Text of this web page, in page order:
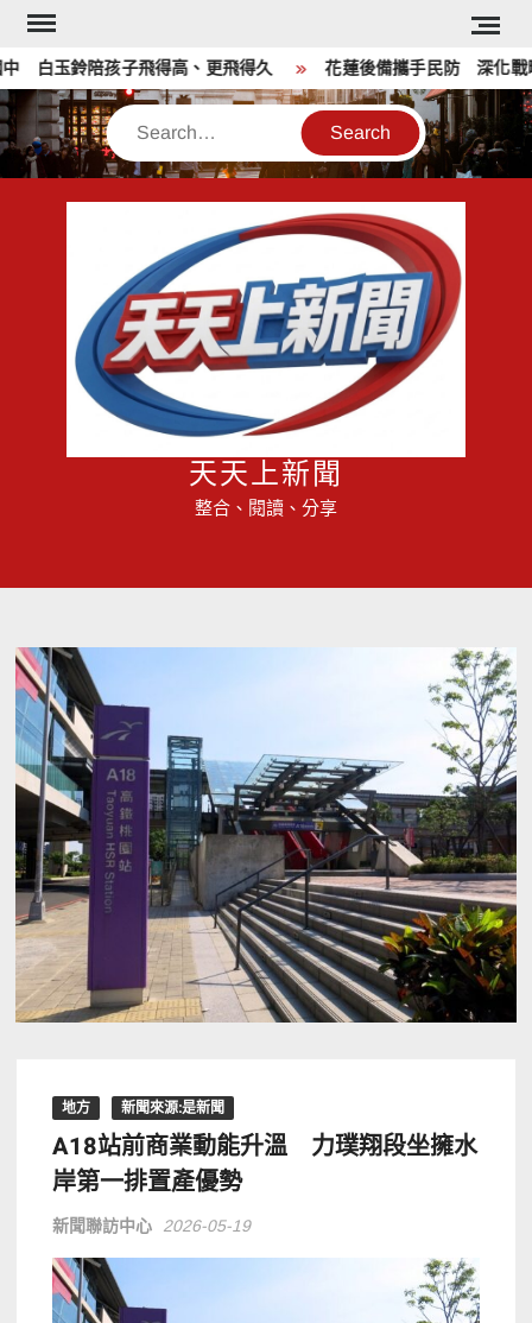
Skip
content
玉鈴陪孩子飛得高、更飛得久 花蓮後備攜手民防 深化戰略溝
Search
天天上新聞
整合、閱讀、分享
地方 新聞來源:是新聞
A18站前商業動能升溫 力璞翔段坐擁水
岸第一排置產優勢
新聞聯訪中心 2026-05-19